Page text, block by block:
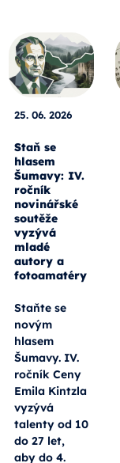
25. 06. 2026
Staň se
hlasem
Šumavy: IV.
ročník
novinářské
soutěže
vyzývá
mladé
autory a
fotoamatéry
Staňte se
novým
hlasem
Šumavy. IV.
ročník Ceny
Emila Kintzla
vyzývá
talenty od 10
do 27 let,
aby do 4.